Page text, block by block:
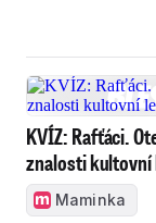
KVÍZ: Rafťáci.
znalosti kultovní
Maminka